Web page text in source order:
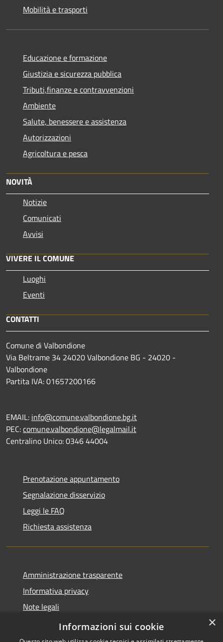
Mobilità e trasporti
Educazione e formazione
Giustizia e sicurezza pubblica
Tributi,finanze e contravvenzioni
Ambiente
Salute, benessere e assistenza
Autorizzazioni
Agricoltura e pesca
NOVITÀ
Notizie
Comunicati
Avvisi
VIVERE IL COMUNE
Luoghi
Eventi
CONTATTI
Comune di Valbondione
Via Beltrame 34 24020 Valbondione BG - 24020 -
Valbondione
Partita IVA: 01657200166
EMAIL: info@comune.valbondione.bg.it
PEC:comune.valbondione@legalmail.it
Centralino Unico: 0346 44004
Prenotazione appuntamento
Segnalazione disservizio
Leggi le FAQ
Richiesta assistenza
Amministrazione trasparente
Informativa privacy
Note legali
Dichiarazione di accessibilità
×
Informazioni sui cookie